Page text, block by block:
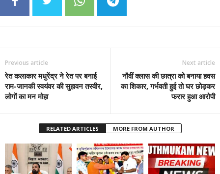
Previous article
रेत कलाकार मधुरेंद्र ने रेत पर बनाई
राम-जानकी स्वयंवर की सुहावन तस्वीर,
लोगों का मन मोहा
Next article
नौवीं क्लास की छात्रा को बनाया हवस
का शिकार, गर्भवती हुई तो घर छोड़कर
फरार हुआ आरोपी
RELATED ARTICLES MORE FROM AUTHOR